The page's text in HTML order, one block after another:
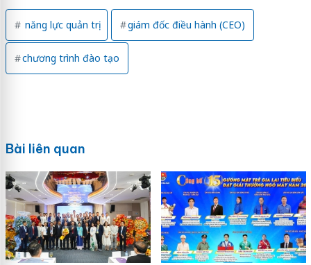
năng lực quản trị giám đốc điều hành (CEO)
chương trình đào tạo
Bài liên quan